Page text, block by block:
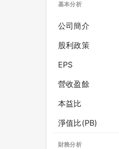
基本分析
公司簡介
股利政策
EPS
營收盈餘
本益比
淨值比(PB)
財務分析